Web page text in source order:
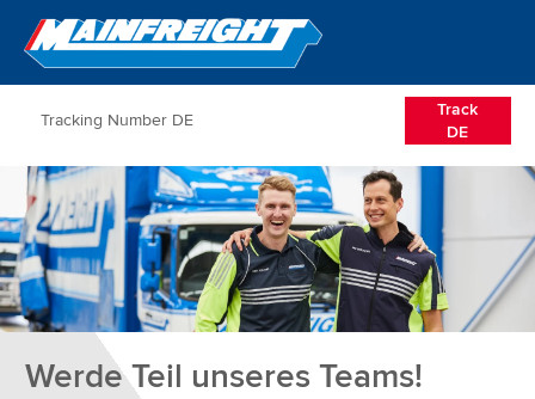
Go to Home
Track
DE
Werde Teil unseres Teams!